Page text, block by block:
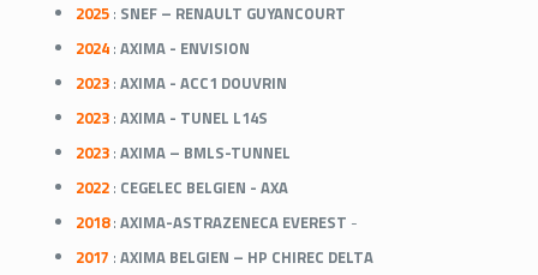
2025 : SNEF – RENAULT GUYANCOURT
2024 : AXIMA - ENVISION
2023 : AXIMA - ACC1 DOUVRIN
2023 : AXIMA - TUNEL L14S
2023 : AXIMA – BMLS-TUNNEL
2022 : CEGELEC BELGIEN - AXA
2018 : AXIMA-ASTRAZENECA EVEREST -
2017 : AXIMA BELGIEN – HP CHIREC DELTA